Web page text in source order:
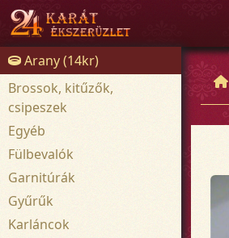
Arany (14kr)
Brossok, kitűzők,
csipeszek
Egyéb
Fülbevalók
Garnitúrák
Gyűrűk
Karláncok